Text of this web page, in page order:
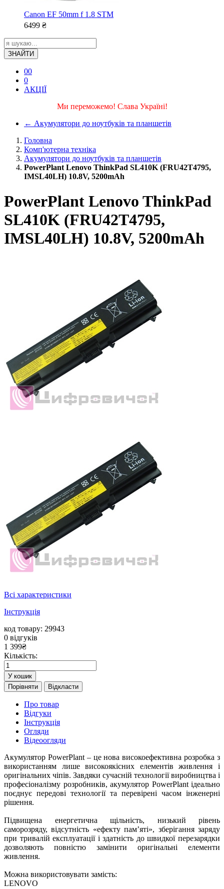
Canon EF 50mm f 1.8 STM
6499 ₴
ЗНАЙТИ
00
0
АКЦІЇ
Ми переможемо! Слава Україні!
← Акумулятори до ноутбуків та планшетів
Головна
Комп'ютерна техніка
Акумулятори до ноутбуків та планшетів
PowerPlant Lenovo ThinkPad SL410K (FRU42T4795,
IMSL40LH) 10.8V, 5200mAh
PowerPlant Lenovo ThinkPad
SL410K (FRU42T4795,
IMSL40LH) 10.8V, 5200mAh
Всі характеристики
Інструкція
код товару: 29943
0 відгуків
1 399₴
Кількість:
У кошик
Порівняти
Відкласти
Про товар
Відгуки
Інструкція
Огляди
Відеоогляди
Акумулятор PowerPlant – це нова високоефективна розробка з
використанням лише високоякісних елементів живлення і
оригінальних чіпів. Завдяки сучасній технології виробництва і
професіоналізму розробників, акумулятор PowerPlant ідеально
поєднує передові технології та перевірені часом інженерні
рішення.
Підвищена енергетична щільність, низький рівень
саморозряду, відсутність «ефекту пам’яті», зберігання заряду
при тривалій експлуатації і здатність до швидкої перезарядки
дозволяють повністю замінити оригінальні елементи
живлення.
Можна використовувати замість:
LENOVO